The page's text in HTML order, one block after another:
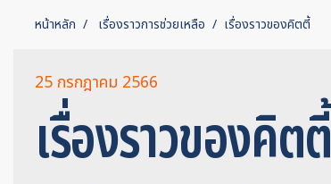
หน้าหลัก เรื่องราวการช่วยเหลือ เรื่องราวของคิตตี้
25 กรกฎาคม 2566
เรื่องราวของคิตตี้